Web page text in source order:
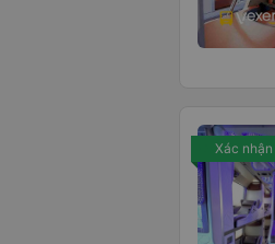
Xác